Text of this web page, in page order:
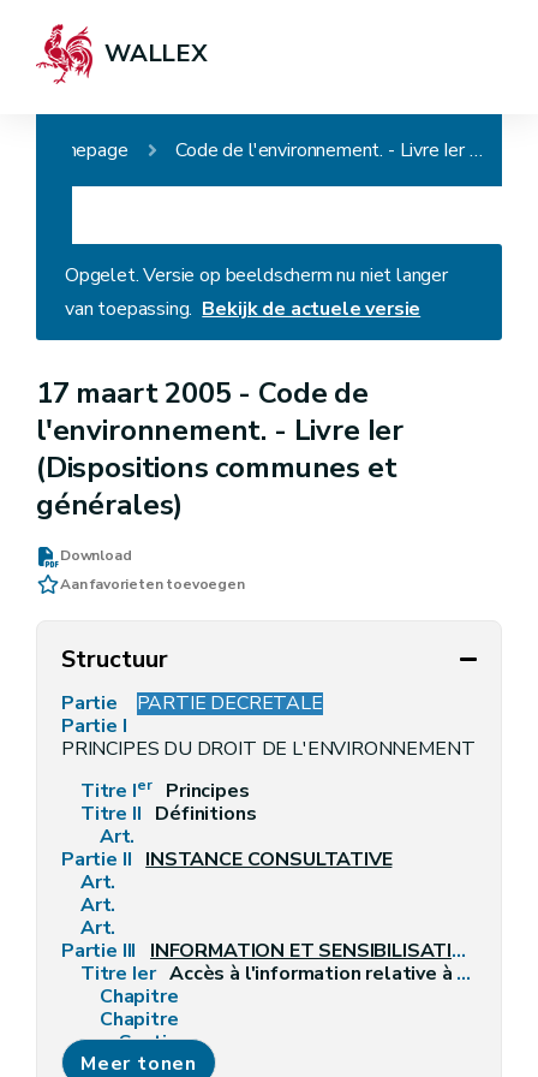
WALLEX
Homepage Code de l'environnement. - Livre Ier (Dispositions communes et générales)
Opgelet. Versie op beeldscherm nu niet langer
van toepassing. Bekijk de actuele versie
17 maart 2005 - Code de
l'environnement. - Livre Ier
(Dispositions communes et
générales)
Download
Aan favorieten toevoegen
Structuur
Partie
PARTIE DECRETALE
Partie I
PRINCIPES DU DROIT DE L'ENVIRONNEMENT ET
Titre Ier
Principes
Titre II Définitions
Art.
Partie II INSTANCE CONSULTATIVE
Art.
Art.
Art.
Partie III
INFORMATION ET SENSIBILISATION EN MATIÈRE D'ENVIRONNEMENT
Titre Ier Accès à l'information relative à l'environnement
Chapitre
Chapitre
Section
Section
Meer tonen